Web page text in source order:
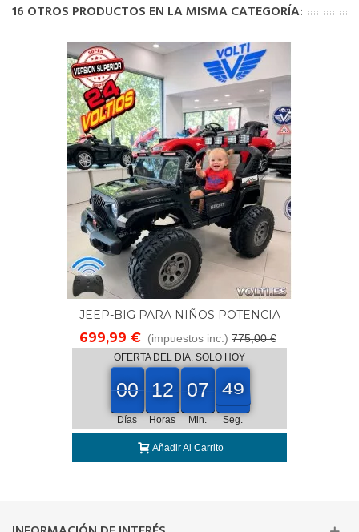
16 OTROS PRODUCTOS EN LA MISMA CATEGORÍA:
JEEP-BIG PARA NIÑOS POTENCIA
510 WATIOS 24V TODOTERRENO 4X4
699,99 € (impuestos inc.) 775,00 €
OFERTA DEL DIA. SOLO HOY
00
00
00
Días
12
12
00
Horas
07
07
00
Min.
47
48
Seg.
Añadir Al Carrito